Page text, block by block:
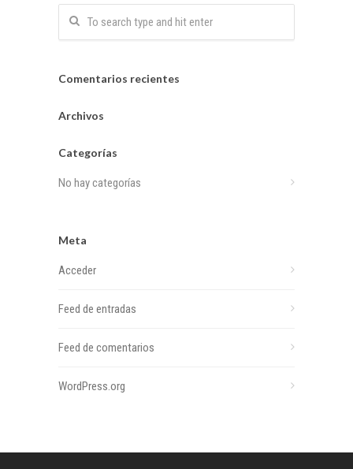
Comentarios recientes
Archivos
Categorías
No hay categorías
Meta
Acceder
Feed de entradas
Feed de comentarios
WordPress.org